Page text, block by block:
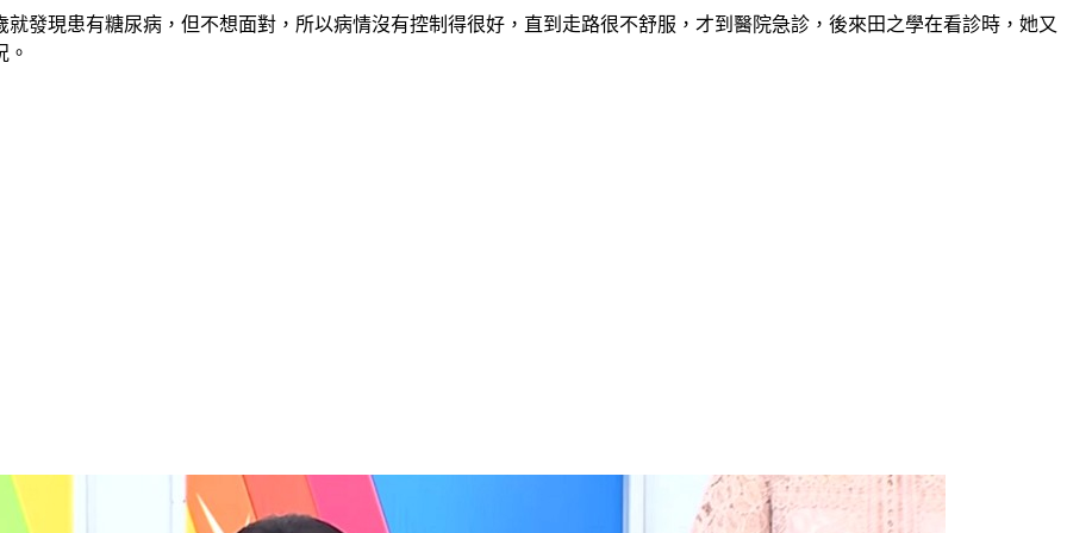
發現患有糖尿病，但不想面對，所以病情沒有控制得很好，直到走路很不舒服，才到醫院急診，後來田之學在看診時，她又
。